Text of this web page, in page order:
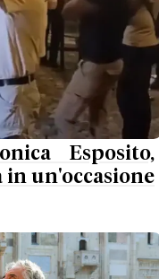
Esposito,
un'occasione